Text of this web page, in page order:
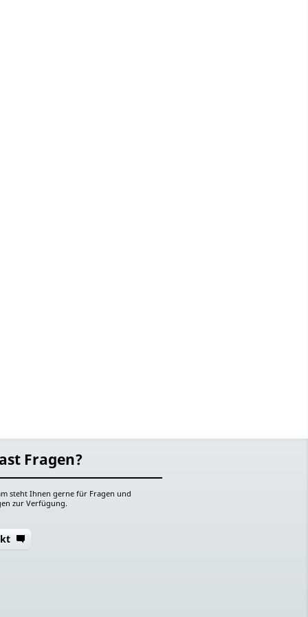
Fragen?
steht Ihnen gerne für Fragen und
zur Verfügung.